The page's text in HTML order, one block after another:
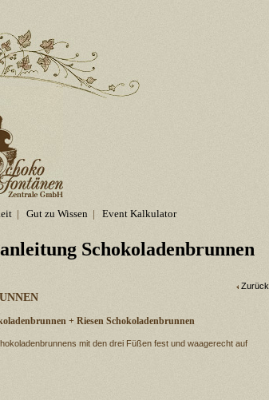
| Gut zu Wissen| Event Kalkulator
Schokoladenbrunnen
Zurück
+ Riesen Schokoladenbrunnen
mit den drei Füßen fest und waagerecht auf